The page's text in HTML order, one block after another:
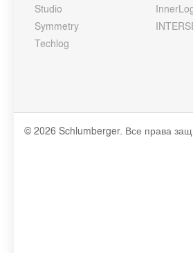
Studio
Symmetry
Techlog
© 2026 Schlumberger. Все права